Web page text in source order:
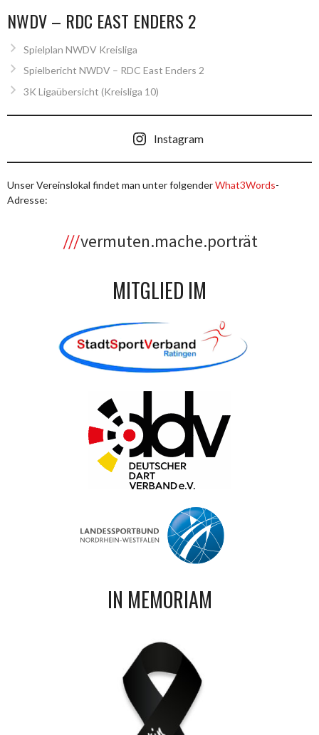
NWDV – RDC EAST ENDERS 2
Spielplan NWDV Kreisliga
Spielbericht NWDV – RDC East Enders 2
3K Ligaübersicht (Kreisliga 10)
Instagram
Unser Vereinslokal findet man unter folgenderWhat3Words-
Adresse:
vermuten.mache.porträt
MITGLIED IM
IN MEMORIAM